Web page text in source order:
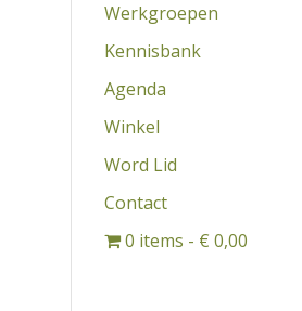
Werkgroepen
Kennisbank
Agenda
Winkel
Word Lid
Contact
0 items
€ 0,00